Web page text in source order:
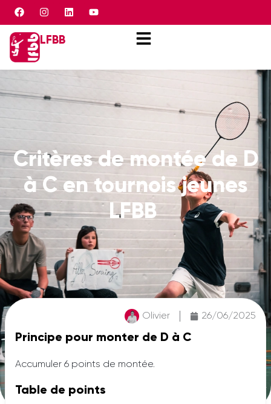
Panneau de gestion des cookies
LFBB
Critères de montée de D
à C en tournois jeunes
LFBB
Olivier 26/06/2025
Principe pour monter de D à C
Accumuler 6 points de montée.
Table de points